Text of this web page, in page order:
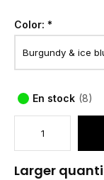
Color: *
En stock (8)
Larger